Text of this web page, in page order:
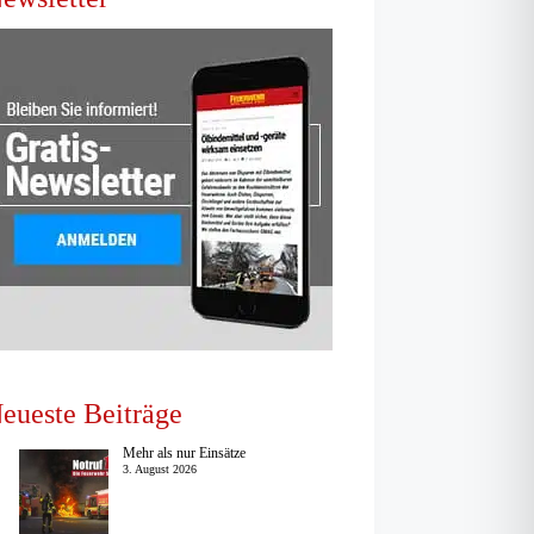
Beiträge
Mehr als nur Einsätze
3. August 2026